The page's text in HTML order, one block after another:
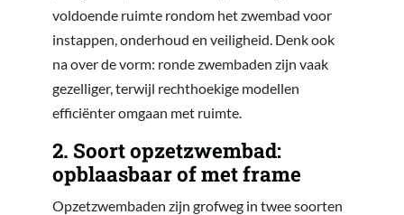
voldoende ruimte rondom het zwembad voor
instappen, onderhoud en veiligheid. Denk ook
na over de vorm: ronde zwembaden zijn vaak
gezelliger, terwijl rechthoekige modellen
efficiënter omgaan met ruimte.
2. Soort opzetzwembad:
opblaasbaar of met frame
Opzetzwembaden zijn grofweg in twee soorten